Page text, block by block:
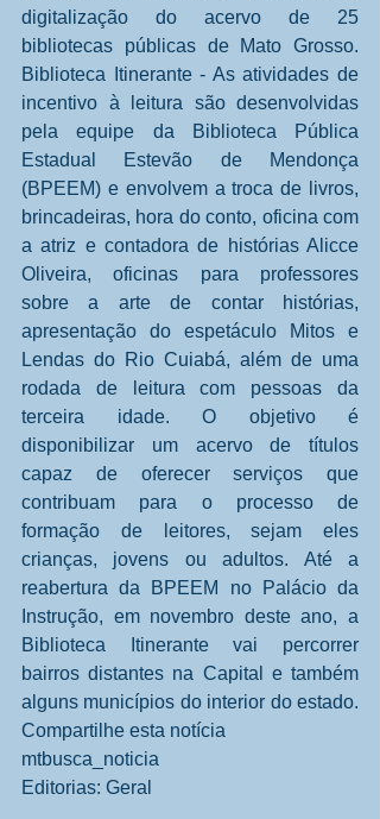
digitalização do acervo de 25
bibliotecas públicas de Mato Grosso.
Biblioteca Itinerante - As atividades de
incentivo à leitura são desenvolvidas
pela equipe da Biblioteca Pública
Estadual Estevão de Mendonça
(BPEEM) e envolvem a troca de livros,
brincadeiras, hora do conto, oficina com
a atriz e contadora de histórias Alicce
Oliveira, oficinas para professores
sobre a arte de contar histórias,
apresentação do espetáculo Mitos e
Lendas do Rio Cuiabá, além de uma
rodada de leitura com pessoas da
terceira idade. O objetivo é
disponibilizar um acervo de títulos
capaz de oferecer serviços que
contribuam para o processo de
formação de leitores, sejam eles
crianças, jovens ou adultos. Até a
reabertura da BPEEM no Palácio da
Instrução, em novembro deste ano, a
Biblioteca Itinerante vai percorrer
bairros distantes na Capital e também
alguns municípios do interior do estado.
Compartilhe esta notícia
mtbusca_noticia
Editorias: Geral